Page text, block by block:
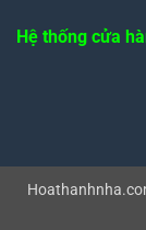
Hệ thống cửa